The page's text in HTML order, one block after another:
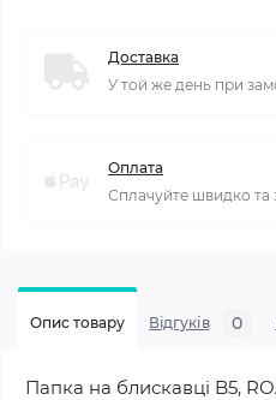
Доставка
У той же день при
Оплата
Сплачуйте швидко та
Опис товару Відгуків 0
Папка на блискавці B5,